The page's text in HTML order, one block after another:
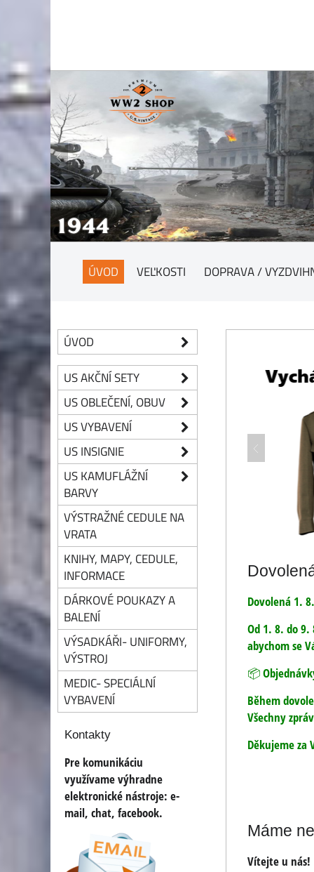
ÚVOD VEĽKOSTI DOPRAVA /
Dovolená 1.
Od 1. 8. do
abychom se
📦
Během
Všechny
Děkujeme za
Máme
Vítejte u nás!
ÚVOD
US AKČNÍ SETY
US OBLEČENÍ, OBUV
US VYBAVENÍ
US INSIGNIE
US KAMUFLÁŽNÍ
BARVY
VÝSTRAŽNÉ CEDULE NA
VRATA
KNIHY, MAPY, CEDULE,
INFORMACE
DÁRKOVÉ POUKAZY A
BALENÍ
VÝSADKÁŘI- UNIFORMY,
VÝSTROJ
MEDIC- SPECIÁLNÍ
VYBAVENÍ
Kontakty
Pre komunikáciu
využívame výhradne
elektronické nástroje: e-
mail, chat, facebook.